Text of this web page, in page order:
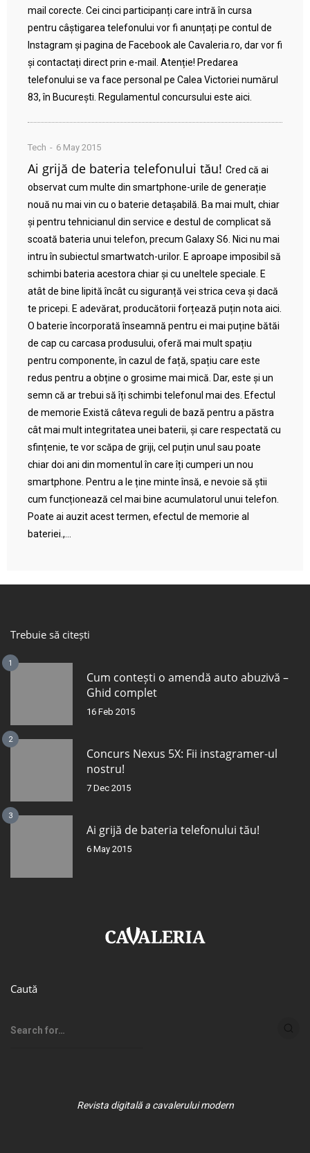
mail corecte. Cei cinci participanți care intră în cursa
pentru câștigarea telefonului vor fi anunțați pe contul de
Instagram și pagina de Facebook ale Cavaleria.ro, dar vor fi
și contactați direct prin e-mail. Atenție! Predarea
telefonului se va face personal pe Calea Victoriei numărul
83, în București. Regulamentul concursului este aici.
Tech 6 May 2015
Ai grijă de bateria telefonului tău! Cred că ai
observat cum multe din smartphone-urile de generație
nouă nu mai vin cu o baterie detașabilă. Ba mai mult, chiar
și pentru tehnicianul din service e destul de complicat să
scoată bateria unui telefon, precum Galaxy S6. Nici nu mai
intru în subiectul smartwatch-urilor. E aproape imposibil să
schimbi bateria acestora chiar și cu uneltele speciale. E
atât de bine lipită încât cu siguranță vei strica ceva și dacă
te pricepi. E adevărat, producătorii forțează puțin nota aici.
O baterie încorporată înseamnă pentru ei mai puține bătăi
de cap cu carcasa produsului, oferă mai mult spațiu
pentru componente, în cazul de față, spațiu care este
redus pentru a obține o grosime mai mică. Dar, este și un
semn că ar trebui să îți schimbi telefonul mai des. Efectul
de memorie Există câteva reguli de bază pentru a păstra
cât mai mult integritatea unei baterii, și care respectată cu
sfințenie, te vor scăpa de griji, cel puțin unul sau poate
chiar doi ani din momentul în care îți cumperi un nou
smartphone. Pentru a le ține minte însă, e nevoie să știi
cum funcționează cel mai bine acumulatorul unui telefon.
Poate ai auzit acest termen, efectul de memorie al
bateriei.,...
Trebuie să citești
1
Cum contești o amendă auto abuzivă –
Ghid complet
16 Feb 2015
2
Concurs Nexus 5X: Fii instagramer-ul
nostru!
7 Dec 2015
3
Ai grijă de bateria telefonului tău!
6 May 2015
Caută
Revista digitală a cavalerului modern